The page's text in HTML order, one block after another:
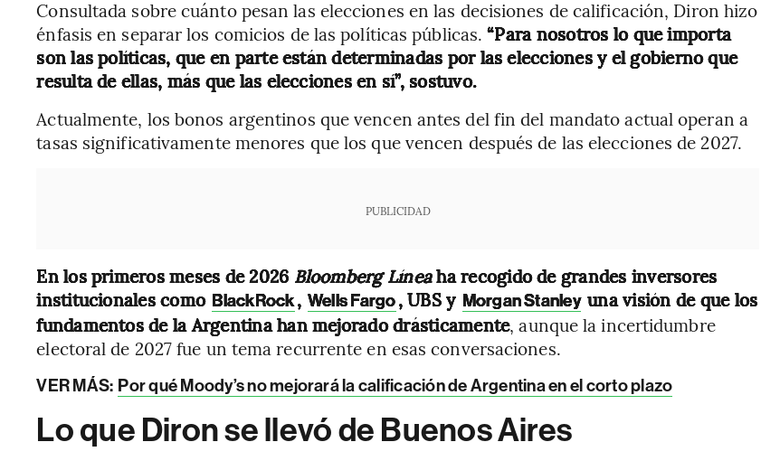
Consultada sobre cuánto pesan las elecciones en las decisiones de calificación, Diron hizo
énfasis en separar los comicios de las políticas públicas.“Para nosotros lo que importa
son las políticas, que en parte están determinadas por las elecciones y el gobierno que
resulta de ellas, más que las elecciones en sí”, sostuvo.
Actualmente, los bonos argentinos que vencen antes del fin del mandato actual operan a
tasas significativamente menores que los que vencen después de las elecciones de 2027.
PUBLICIDAD
En los primeros meses de 2026 Bloomberg Líneaha recogido de grandes inversores
institucionales como BlackRock, Wells Fargo, UBS y Morgan Stanley una visión de que los
fundamentos de la Argentina han mejorado drásticamente, aunque la incertidumbre
electoral de 2027 fue un tema recurrente en esas conversaciones.
VER MÁS: Por qué Moody’s no mejorará la calificación de Argentina en el corto plazo
Lo que Diron se llevó de Buenos Aires